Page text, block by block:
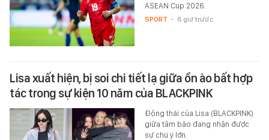
ASEAN Cup 2026.
SPORT - 6 giờ trước
Lisa xuất hiện, bị soi chi tiết lạ giữa ồn ào bất hợp
tác trong sự kiện 10 năm của BLACKPINK
Động thái của Lisa (BLACKPINK)
giữa tâm bão đang nhận được
sự chú ý lớn.